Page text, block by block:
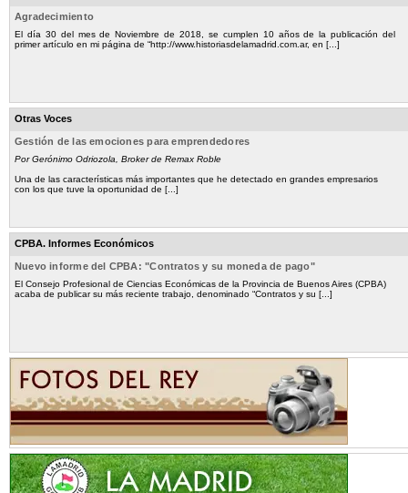
Agradecimiento
El día 30 del mes de Noviembre de 2018, se cumplen 10 años de la publicación del
primer artículo en mi página de “http://www.historiasdelamadrid.com.ar, en [...]
Otras Voces
Gestión de las emociones para emprendedores
Por Gerónimo Odriozola, Broker de Remax Roble
Una de las características más importantes que he detectado en grandes empresarios
con los que tuve la oportunidad de [...]
CPBA. Informes Económicos
Nuevo informe del CPBA: "Contratos y su moneda de pago"
El Consejo Profesional de Ciencias Económicas de la Provincia de Buenos Aires (CPBA)
acaba de publicar su más reciente trabajo, denominado “Contratos y su [...]